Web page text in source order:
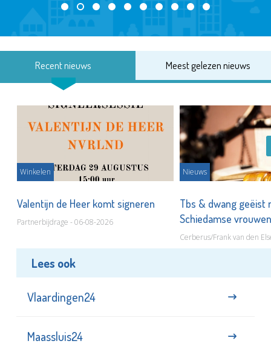
Recent nieuws Meest gelezen nieuws
Winkelen
Valentijn de Heer komt signeren
Partnerbijdrage - 06-08-2026
Nieuws
Tbs & dwang geëist
Schiedamse
Cerberus/Frank van den
Lees ook
Vlaardingen24
Maassluis24